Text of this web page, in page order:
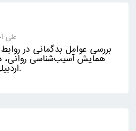
علی
بررسی عوامل بدگمانی در
همایش آسیب‌شناسی روانی،
اردبیلی، 9 دی 1399.